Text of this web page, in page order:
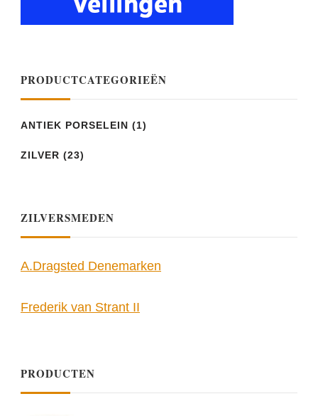
PRODUCTCATEGORIEËN
ANTIEK PORSELEIN (1)
ZILVER (23)
ZILVERSMEDEN
A.Dragsted Denemarken
Frederik van Strant II
PRODUCTEN